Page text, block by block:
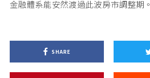
金融體系能安然渡過此波房市調整期。
SHARE